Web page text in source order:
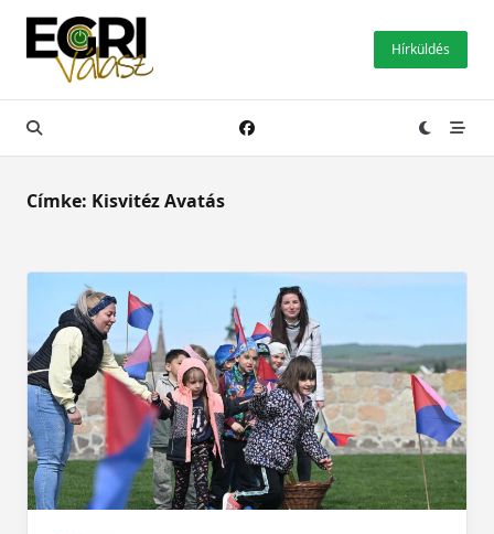
Skip
content
Hírküldés
Címke: Kisvitéz Avatás